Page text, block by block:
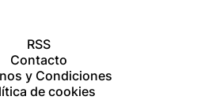
RSS
Contacto
y Condiciones
de cookies